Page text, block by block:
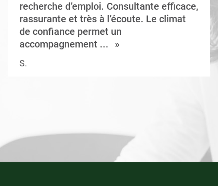
recherche d’emploi. Consultante efficace,
rassurante et très à l’écoute. Le climat
de confiance permet un
accompagnement ...
S.